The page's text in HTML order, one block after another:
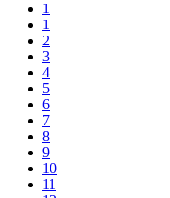
1
1
2
3
4
5
6
7
8
9
10
11